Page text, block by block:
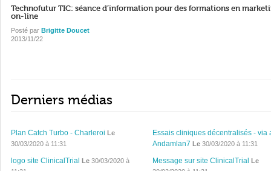
Technofutur TIC: séance d’information pour des formations en
on-line
Posté par Brigitte Doucet
2013/11/22
Derniers médias
Plan Catch Turbo - Charleroi Le
30/03/2020 à 11:31
Essais cliniques décentralisés - via
Andamlan7 Le30/03/2020 à 11:31
logo site ClinicalTrial Le 30/03/2020 à
Message sur site ClinicalTrial Le